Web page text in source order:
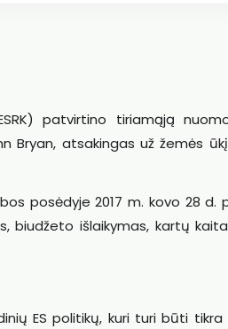
patvirtino tiriamąją
Bryan, atsakingas už žemės
posėdyje 2017 m. kovo 28 d.
biudžeto išlaikymas, kartų
ES politikų, kuri turi būti